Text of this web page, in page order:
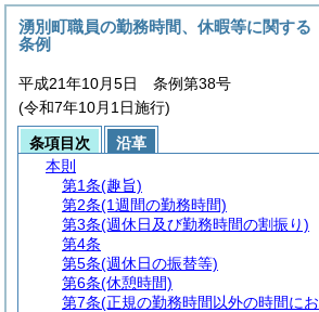
湧別町職員の勤務時間、休暇等に関する
条例
平成21年10月5日 条例第38号
(令和7年10月1日施行)
条項目次
沿革
本則
第1条(趣旨)
第2条(1週間の勤務時間)
第3条(週休日及び勤務時間の割振り)
第4条
第5条(週休日の振替等)
第6条(休憩時間)
第7条(正規の勤務時間以外の時間にお